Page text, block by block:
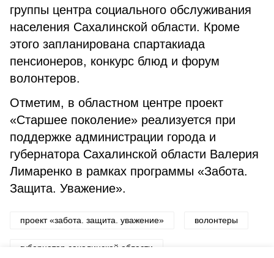
группы центра социального обслуживания
населения Сахалинской области. Кроме
этого запланирована спартакиада
пенсионеров, конкурс блюд и форум
волонтеров.
Отметим, в областном центре проект
«Старшее поколение» реализуется при
поддержке администрации города и
губернатора Сахалинской области Валерия
Лимаренко в рамках программы «Забота.
Защита. Уважение».
проект «забота. защита. уважение» волонтеры
губернатор сахалинской области